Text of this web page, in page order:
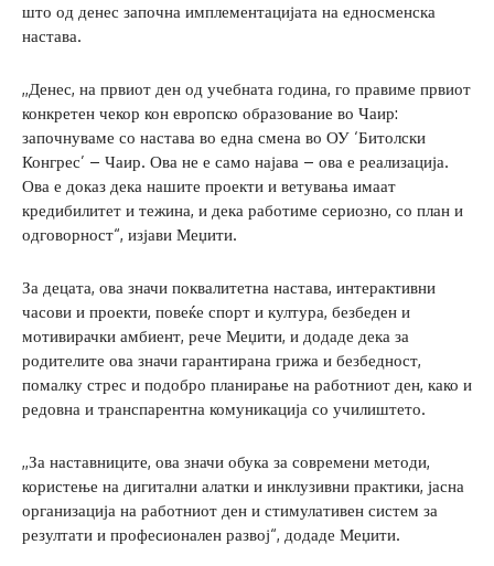
што од денес започна имплементацијата на едносменска
настава.
,,Денес, на првиот ден од учебната година, го правиме првиот
конкретен чекор кон европско образование во Чаир:
започнуваме со настава во една смена во ОУ ‘Битолски
Конгрес’ – Чаир. Ова не е само најава – ова е реализација.
Ова е доказ дека нашите проекти и ветувања имаат
кредибилитет и тежина, и дека работиме сериозно, со план и
одговорност“, изјави Меџити.
За децата, ова значи поквалитетна настава, интерактивни
часови и проекти, повеќе спорт и култура, безбеден и
мотивирачки амбиент, рече Меџити, и додаде дека за
родителите ова значи гарантирана грижа и безбедност,
помалку стрес и подобро планирање на работниот ден, како и
редовна и транспарентна комуникација со училиштето.
,,За наставниците, ова значи обука за современи методи,
користење на дигитални алатки и инклузивни практики, јасна
организација на работниот ден и стимулативен систем за
резултати и професионален развој“, додаде Меџити.